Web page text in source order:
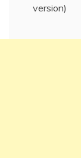
version)